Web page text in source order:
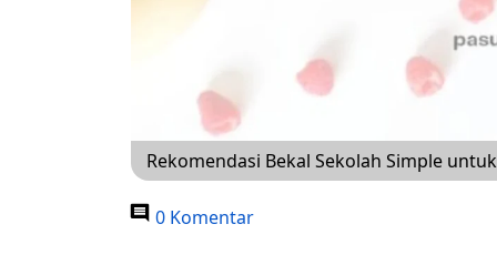
Rekomendasi Bekal Sekolah Simple
0 Komentar